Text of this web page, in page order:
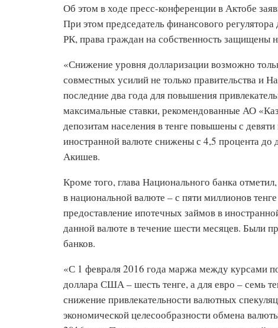
Об этом в ходе пресс-конференции в Актобе
При этом председатель финансового
РК, права граждан на собственность защищены
«Снижение уровня долларизации возможно
совместных усилий не только правительства и
последние два года для повышения
максимальные ставки, рекомендованные АО
депозитам населения в тенге повышены с
иностранной валюте снижены с 4,5 процента
Акишев.
Кроме того, глава Национального банка
в национальной валюте – с пяти миллионов
предоставление ипотечных займов в
данной валюте в течение шести месяцев. Были
банков.
«С 1 февраля 2016 года маржа между курсами
доллара США – шесть тенге, а для евро – семь
снижение привлекательности валютных
экономической целесообразности обмена